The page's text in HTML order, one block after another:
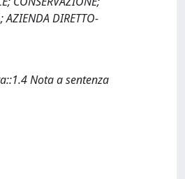
AZIENDA DIRETTO-
Nota a sentenza